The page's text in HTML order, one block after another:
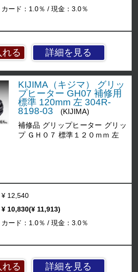
詳細を見る
カード：1.0％ / 現金：3.0％
KIJIMA（キジマ） グリッ
プヒーター GH07 補修用
標準 120mm 左 304R-
8198-03
(KIJIMA)
補修品 グリップヒーター グリッ
プ ＧＨ０７ 標準１２０ｍｍ 左
詳細を見る
¥ 12,540
¥ 10,830(¥ 11,913)
カード：1.0％ / 現金：3.0％